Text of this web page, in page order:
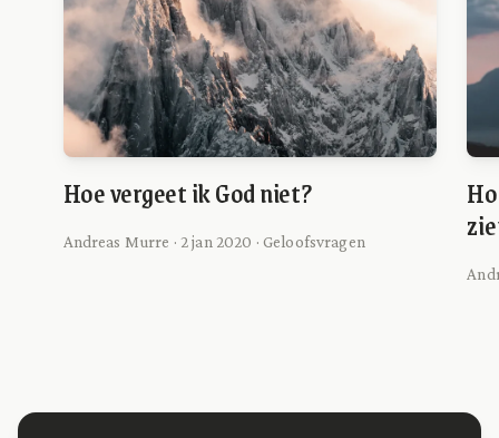
Hoe vergeet ik God niet?
Andreas Murre · 2 jan 2020 · Geloofsvragen